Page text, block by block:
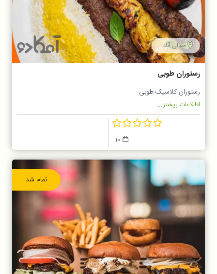
معالی آباد
رستوران طوبی
رستوران کلاسیک طوبی
اطلاعات بیشتر...
تمام شد